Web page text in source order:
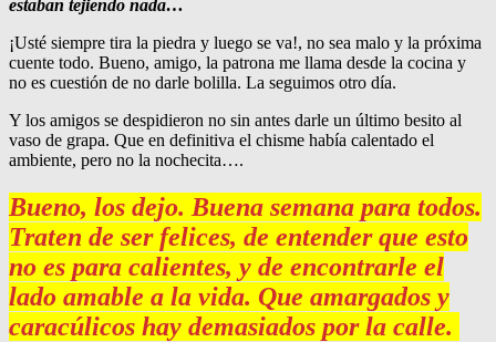
estaban tejiendo nada…
¡Usté siempre tira la piedra y luego se va!, no sea malo y la próxima
cuente todo. Bueno, amigo, la patrona me llama desde la cocina y
no es cuestión de no darle bolilla. La seguimos otro día.
Y los amigos se despidieron no sin antes darle un último besito al
vaso de grapa. Que en definitiva el chisme había calentado el
ambiente, pero no la nochecita….
Bueno, los dejo. Buena semana para todos.
Traten de ser felices, de entender que esto
no es para calientes, y de encontrarle el
lado amable a la vida. Que amargados y
caracúlicos hay demasiados por la calle.